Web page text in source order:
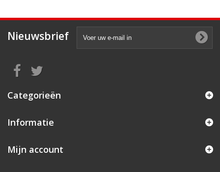
Nieuwsbrief
Categorieën
Informatie
Mijn account